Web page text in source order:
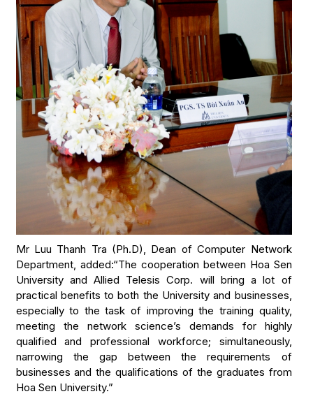
Mr Luu Thanh Tra (Ph.D), Dean of Computer Network
Department, added:“The cooperation between Hoa Sen
University and Allied Telesis Corp. will bring a lot of
practical benefits to both the University and businesses,
especially to the task of improving the training quality,
meeting the network science’s demands for highly
qualified and professional workforce; simultaneously,
narrowing the gap between the requirements of
businesses and the qualifications of the graduates from
Hoa Sen University.”